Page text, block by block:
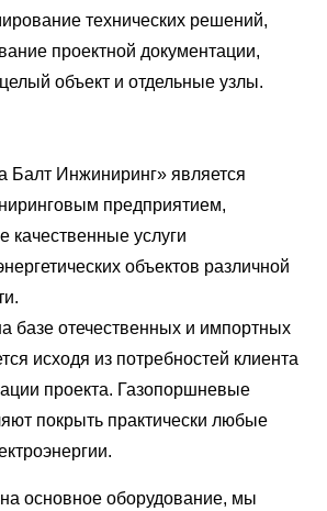
технических решений,
проектной документации,
объект и отдельные узлы.
Балт Инжиниринг» является
предприятием,
качественные услуги
объектов различной
базе отечественных и импортных
исходя из потребностей клиента
проекта. Газопоршневые
покрыть практически любые
основное оборудование, мы